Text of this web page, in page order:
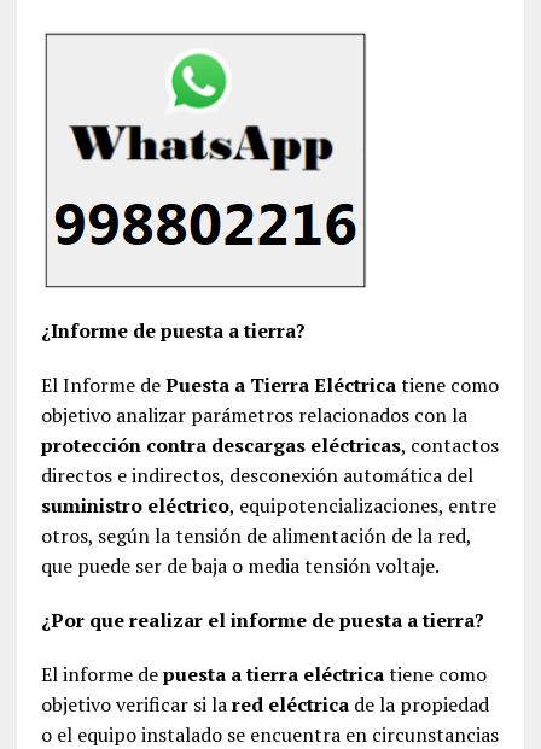
¿Informe de puesta a tierra?
El Informe dePuesta a Tierra Eléctricatiene como
objetivo analizar parámetros relacionados con la
protección contra descargas eléctricas, contactos
directos e indirectos, desconexión automática del
suministro eléctrico, equipotencializaciones, entre
otros, según la tensión de alimentación de la red,
que puede ser de baja o media tensión voltaje.
¿Por que realizar el informe de puesta a tierra?
El informe depuesta a tierra eléctricatiene como
objetivo verificar si lared eléctricade la propiedad
o el equipo instalado se encuentra en circunstancias